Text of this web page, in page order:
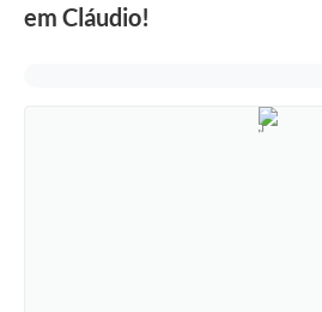
em Cláudio!